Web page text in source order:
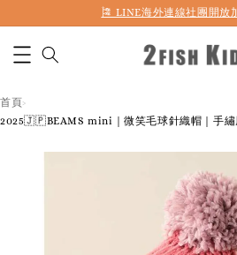
首購折50 ｜ 滿1,500 免運 ｜ 滿2,900
首頁›
2025🇯🇵BEAMS mini｜微笑毛球針織帽｜手繡